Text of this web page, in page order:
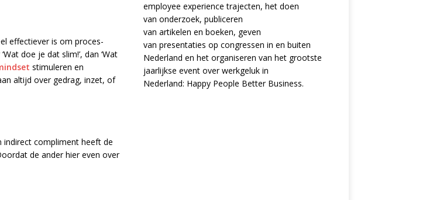
effectiever is om proces-
doe je dat slim!’, dan ‘Wat
stimuleren en
altijd over gedrag, inzet, of
indirect compliment heeft de
de ander hier even over
employee experiencetrajecten, het doen
van onderzoek, publiceren
van artikelen en boeken, geven
van presentaties op congressen in en buiten
Nederland en het organiseren van het grootste
jaarlijkse event over werkgeluk in
Nederland: Happy People Better Business.